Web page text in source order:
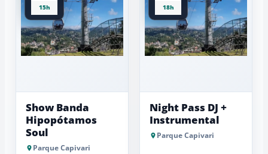
15h
Show Banda
Hipopótamos
Soul
Parque Capivari
18h
Night Pass DJ +
Instrumental
Parque Capivari